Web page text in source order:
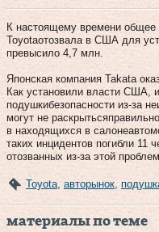
К настоящему времени общее
Toyotaотозвала в США для
превысило 4,7 млн.
Японская компания Takata
Как установили власти США,
подушкибезопасности из-за
могут не
в находящихся в
таких инцидентов погибли
отозванных из-за этой
Toyota авторынок
материалы по теме